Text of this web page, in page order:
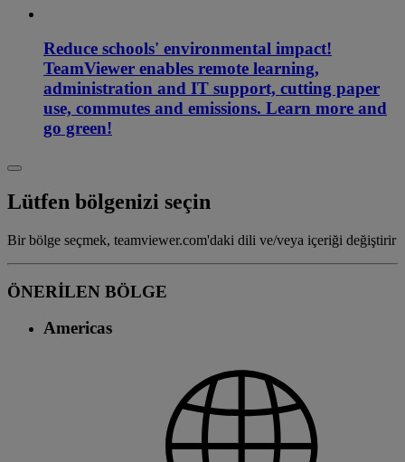
Reduce schools' environmental impact!
TeamViewer enables remote learning,
administration and IT support, cutting paper
use, commutes and emissions. Learn more and
go green!
Lütfen bölgenizi seçin
Bir bölge seçmek, teamviewer.com'daki dili ve/veya içeriği değiştirir
ÖNERİLEN BÖLGE
Americas